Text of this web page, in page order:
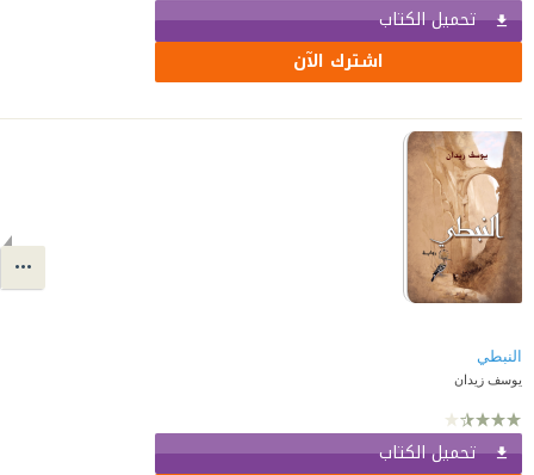
تحميل الكتاب
اشترك الآن
النبطي
يوسف زيدان
تحميل الكتاب